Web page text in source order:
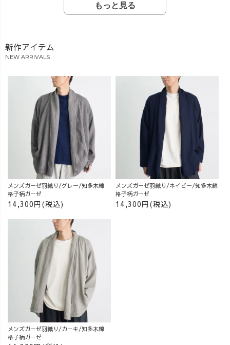
もっと見る
新作アイテム
NEW ARRIVALS
メンズガーゼ羽織り/グレー/知多木綿
格子柄ガーゼ
14,300円(税込)
メンズガーゼ羽織り/ネイビー/知多木綿
格子柄ガーゼ
14,300円(税込)
メンズガーゼ羽織り/カーキ/知多木綿
格子柄ガーゼ